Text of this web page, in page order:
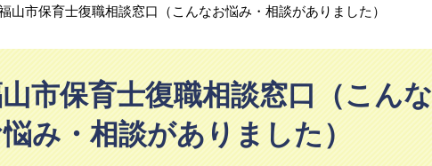
山市保育士復職相談窓口（こんなお悩み・相談がありました）
市保育士復職相談窓口（こんな
み・相談がありました）